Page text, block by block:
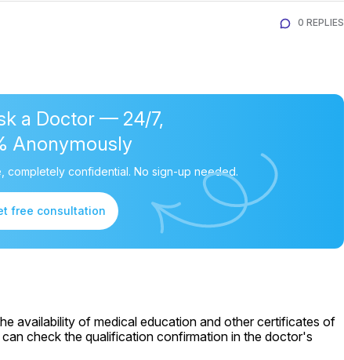
0 REPLIES
a Doctor — 24/7,
Anonymously
completely confidential. No sign-up needed.
free consultation
availability of medical education and other certificates of
check the qualification confirmation in the doctor's